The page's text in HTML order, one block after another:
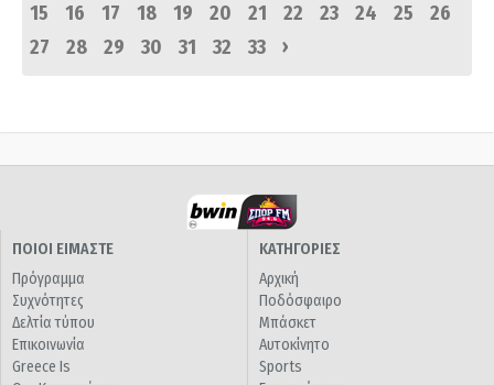
15
16 17 18 19 20 21 22 23 24 25
26
27
28 29 30 31 32 33 ›
ΠΟΙΟΙ ΕΙΜΑΣΤΕ
Πρόγραμμα
Συχνότητες
Δελτία τύπου
Επικοινωνία
Greece Is
ΚΑΤΗΓΟΡΙΕΣ
Αρχική
Ποδόσφαιρο
Μπάσκετ
Αυτοκίνητο
Sports